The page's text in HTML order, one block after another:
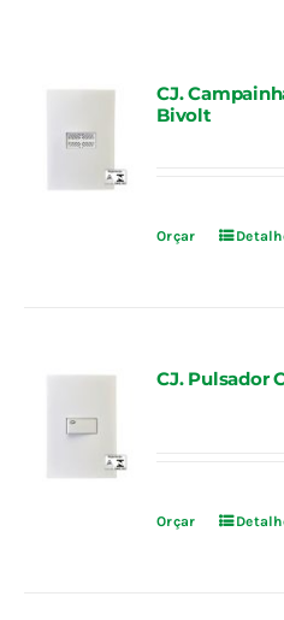
CJ.
Bivolt
Orçar
CJ. Pulsador
Orçar